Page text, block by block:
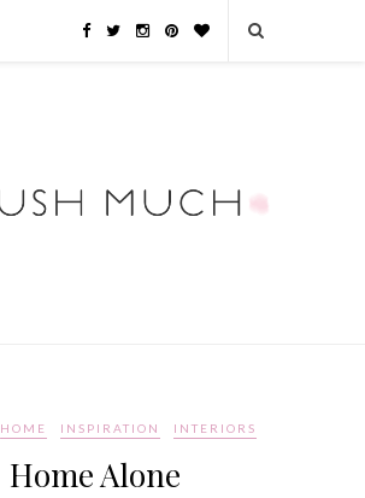
HOME INSPIRATION INTERIORS
Home Alone